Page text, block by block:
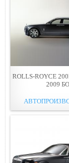
ROLLS-ROYCE
2009